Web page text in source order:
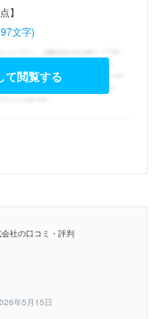
】
文字)
て閲覧する
社の口コミ・評判
年5月15日